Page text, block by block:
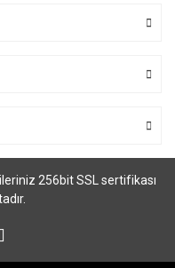
256bit SSL sertifikası